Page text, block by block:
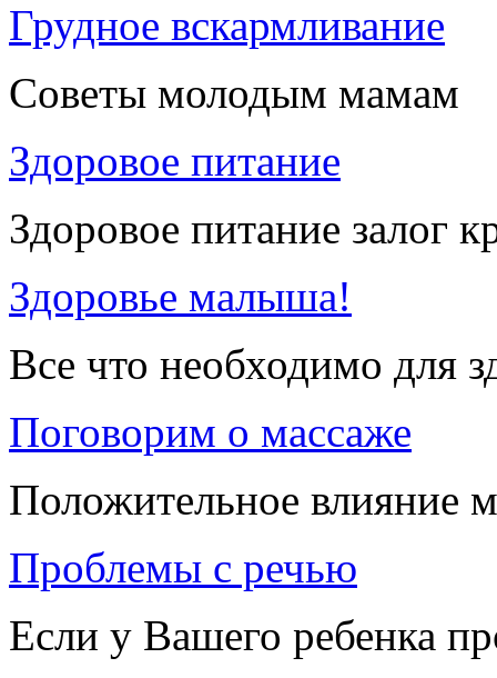
Грудное вскармливание
Советы молодым мамам
Здоровое питание
Здоровое питание залог
Здоровье малыша!
Все что необходимо для
Поговорим о массаже
Положительное влияние
Проблемы с речью
Если у Вашего ребенка